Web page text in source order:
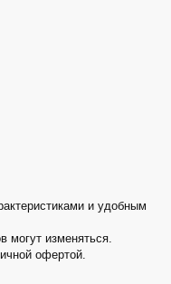
и удобным
могут изменяться.
офертой.